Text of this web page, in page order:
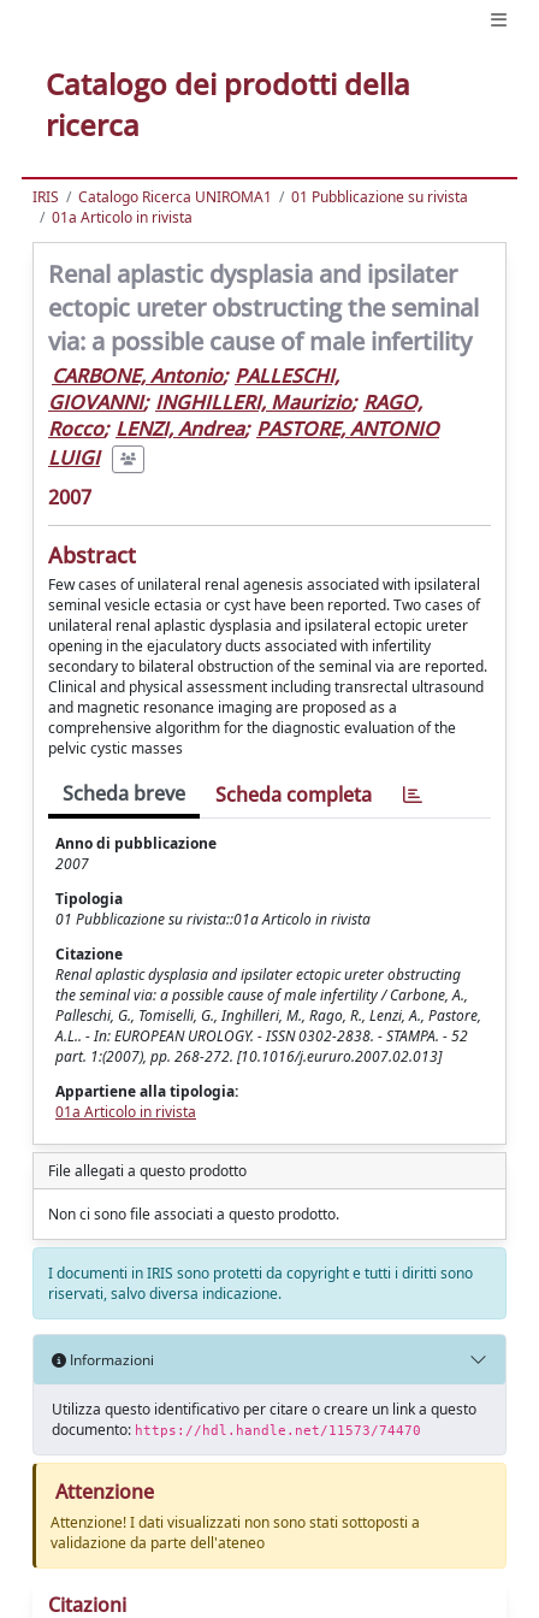
Catalogo dei prodotti della
ricerca
IRIS Catalogo Ricerca UNIROMA1
01 Pubblicazione su rivista
01a Articolo in rivista
Renal aplastic dysplasia and ipsilater
ectopic ureter obstructing the seminal
via: a possible cause of male infertility
CARBONE, Antonio; PALLESCHI,
GIOVANNI; INGHILLERI, Maurizio; RAGO,
Rocco; LENZI, Andrea; PASTORE, ANTONIO
LUIGI
2007
Abstract
Few cases of unilateral renal agenesis associated with ipsilateral
seminal vesicle ectasia or cyst have been reported. Two cases of
unilateral renal aplastic dysplasia and ipsilateral ectopic ureter
opening in the ejaculatory ducts associated with infertility
secondary to bilateral obstruction of the seminal via are reported.
Clinical and physical assessment including transrectal ultrasound
and magnetic resonance imaging are proposed as a
comprehensive algorithm for the diagnostic evaluation of the
pelvic cystic masses
Scheda breve Scheda completa
Anno di pubblicazione
2007
Tipologia
01 Pubblicazione su rivista::01a Articolo in rivista
Citazione
Renal aplastic dysplasia and ipsilater ectopic ureter obstructing
the seminal via: a possible cause of male infertility / Carbone, A.,
Palleschi, G., Tomiselli, G., Inghilleri, M., Rago, R., Lenzi, A., Pastore,
A.L.. - In: EUROPEAN UROLOGY. - ISSN 0302-2838. - STAMPA. - 52
part. 1:(2007), pp. 268-272. [10.1016/j.eururo.2007.02.013]
Appartiene alla tipologia:
01a Articolo in rivista
File allegati a questo prodotto
Non ci sono file associati a questo prodotto.
I documenti in IRIS sono protetti da copyright e tutti i diritti sono
riservati, salvo diversa indicazione.
Informazioni
Utilizza questo identificativo per citare o creare un link a questo
documento: https://hdl.handle.net/11573/74470
Attenzione
Attenzione! I dati visualizzati non sono stati sottoposti a
validazione da parte dell'ateneo
Citazioni